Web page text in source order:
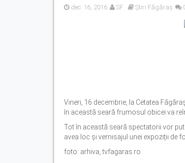
dec. 16, 2016 SF Știri Făgăraș
Vineri, 16 decembrie, la Cetatea
în această seară frumosul obicei va
Tot în această seară spectatorii vor
avea loc și vernisajul unei expoziții de
foto: arhiva, tvfagaras.ro